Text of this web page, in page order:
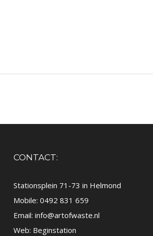
CONTACT:
Stationsplein 71-73 in Helmond
Mobile: 0492 831 659
Email: info@artofwaste.nl
Web: Beginstation